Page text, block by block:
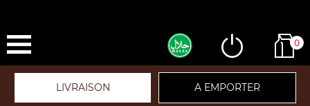
0
LIVRAISON A EMPORTER